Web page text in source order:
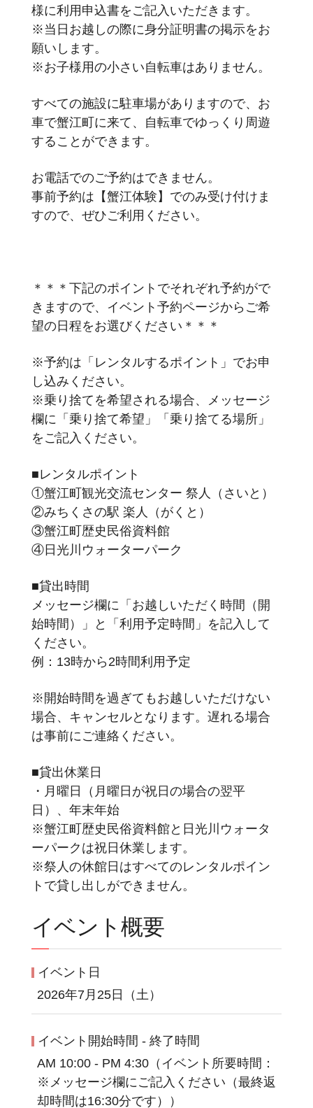
様に利用申込書をご記入いただきます。
※当日お越しの際に身分証明書の掲示をお
願いします。
※お子様用の小さい自転車はありません。
すべての施設に駐車場がありますので、お
車で蟹江町に来て、自転車でゆっくり周遊
することができます。
お電話でのご予約はできません。
事前予約は【蟹江体験】でのみ受け付けま
すので、ぜひご利用ください。
＊＊＊下記のポイントでそれぞれ予約がで
きますので、イベント予約ページからご希
望の日程をお選びください＊＊＊
※予約は「レンタルするポイント」でお申
し込みください。
※乗り捨てを希望される場合、メッセージ
欄に「乗り捨て希望」「乗り捨てる場所」
をご記入ください。
■レンタルポイント
①蟹江町観光交流センター 祭人（さいと）
②みちくさの駅 楽人（がくと）
③蟹江町歴史民俗資料館
④日光川ウォーターパーク
■貸出時間
メッセージ欄に「お越しいただく時間（開
始時間）」と「利用予定時間」を記入して
ください。
例：13時から2時間利用予定
※開始時間を過ぎてもお越しいただけない
場合、キャンセルとなります。遅れる場合
は事前にご連絡ください。
■貸出休業日
・月曜日（月曜日が祝日の場合の翌平
日）、年末年始
※蟹江町歴史民俗資料館と日光川ウォータ
ーパークは祝日休業します。
※祭人の休館日はすべてのレンタルポイン
トで貸し出しができません。
イベント概要
イベント日
2026年7月25日（土）
イベント開始時間 - 終了時間
AM 10:00 - PM 4:30（イベント所要時間：
※メッセージ欄にご記入ください（最終返
却時間は16:30分です））